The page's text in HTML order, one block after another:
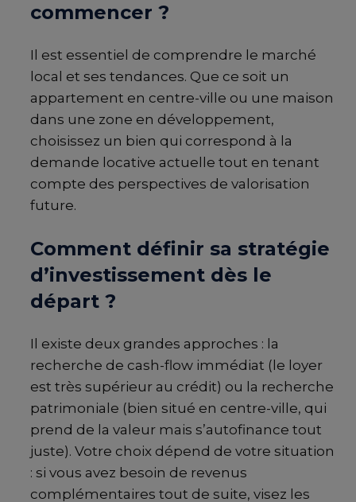
commencer ?
Il est essentiel de comprendre le marché
local et ses tendances. Que ce soit un
appartement en centre-ville ou une maison
dans une zone en développement,
choisissez un bien qui correspond à la
demande locative actuelle tout en tenant
compte des perspectives de valorisation
future.
Comment définir sa stratégie
d’investissement dès le
départ ?
Il existe deux grandes approches : la
recherche de cash-flow immédiat (le loyer
est très supérieur au crédit) ou la recherche
patrimoniale (bien situé en centre-ville, qui
prend de la valeur mais s’autofinance tout
juste). Votre choix dépend de votre situation
: si vous avez besoin de revenus
complémentaires tout de suite, visez les